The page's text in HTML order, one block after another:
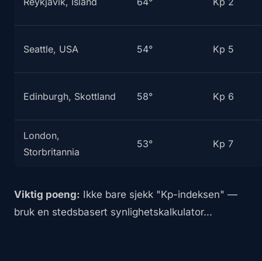
Seattle, USA 54° Kp 5
Edinburgh, Skottland 58° Kp 6
London,
Storbritannia
53° Kp 7
Viktig poeng: Ikke bare sjekk "Kp-indeksen" —
bruk en stedsbasert synlighetskalkulator...